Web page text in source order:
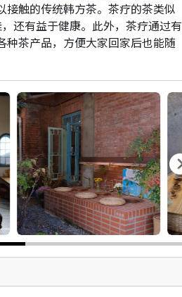
接触的传统韩方茶。茶疗的茶类似
还有益于健康。此外，茶疗通过有
种茶产品，方便大家回家后也能随